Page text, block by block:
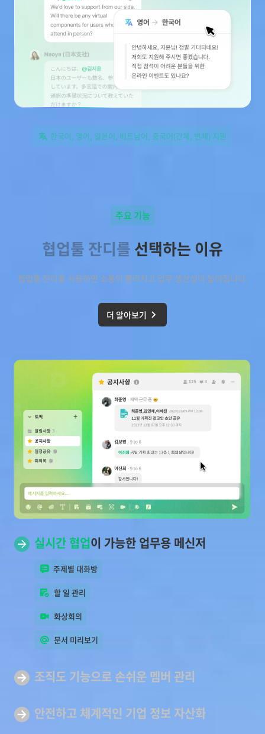
한국어, 영어, 일본어, 베트남어, 중국어(간체, 번체) 지원
주요 기능
협업툴 잔디를 선택하는 이유
협업툴 잔디를 사용하면 소통이 빨라지고 업무 생산성이 높아집니다.
더 알아보기
실시간 협업이 가능한 업무용 메신저
주제별 대화방
할 일 관리
화상회의
문서 미리보기
조직도 기능으로 손쉬운 멤버 관리
안전하고 체계적인 기업 정보 자산화